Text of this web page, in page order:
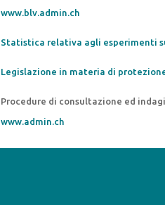
www.blv.admin.ch
Statistica relativa agli esperimenti
Legislazione in materia di
Procedure di consultazione ed
www.admin.ch